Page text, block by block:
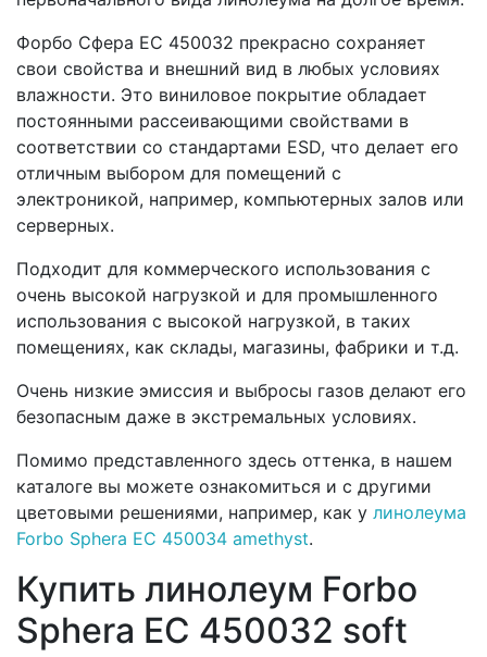
Форбо Сфера ЕС 450032 прекрасно сохраняет
свои свойства и внешний вид в любых условиях
влажности. Это виниловое покрытие обладает
постоянными рассеивающими свойствами в
соответствии со стандартами ESD, что делает его
отличным выбором для помещений с
электроникой, например, компьютерных залов или
серверных.
Подходит для коммерческого использования с
очень высокой нагрузкой и для промышленного
использования с высокой нагрузкой, в таких
помещениях, как склады, магазины, фабрики и т.д.
Очень низкие эмиссия и выбросы газов делают его
безопасным даже в экстремальных условиях.
Помимо представленного здесь оттенка, в нашем
каталоге вы можете ознакомиться и с другими
цветовыми решениями, например, как у линолеума
Forbo Sphera EC 450034 amethyst.
Купить линолеум Forbo
Sphera EC 450032 soft